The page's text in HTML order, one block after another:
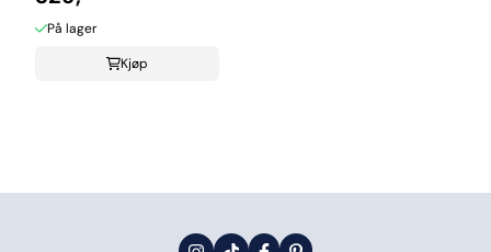
På lager
Kjøp